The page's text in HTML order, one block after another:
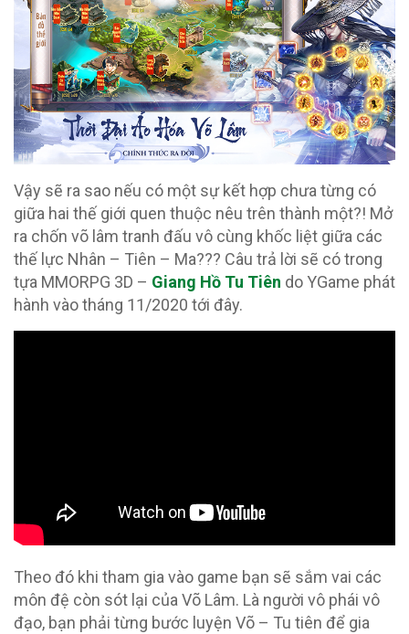
Vậy sẽ ra sao nếu có một sự kết hợp chưa từng có
giữa hai thế giới quen thuộc nêu trên thành một?! Mở
ra chốn võ lâm tranh đấu vô cùng khốc liệt giữa các
thế lực Nhân – Tiên – Ma??? Câu trả lời sẽ có trong
tựa MMORPG 3D – Giang Hồ Tu Tiên do YGame phát
hành vào tháng 11/2020 tới đây.
Theo đó khi tham gia vào game bạn sẽ sắm vai các
môn đệ còn sót lại của Võ Lâm. Là người vô phái vô
đạo, bạn phải từng bước luyện Võ – Tu tiên để gia